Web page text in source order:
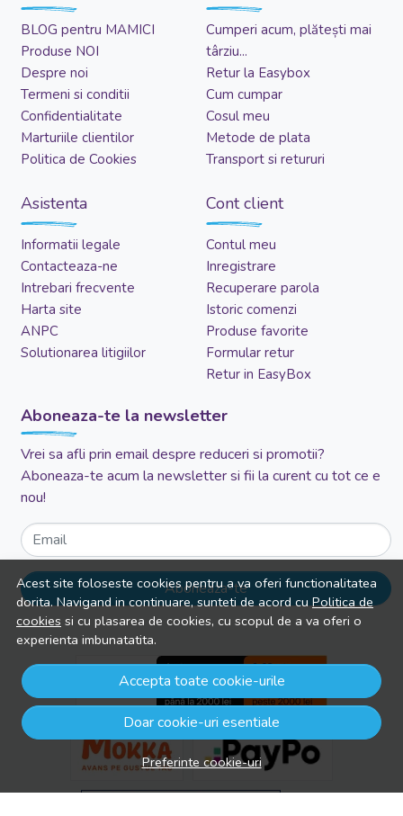
Acest site foloseste cookies pentru a va oferi functionalitatea
dorita. Navigand in continuare, sunteti de acord cuPolitica de
cookies si cu plasarea de cookies, cu scopul de a va oferi o
experienta imbunatatita.
Accepta toate cookie-urile
Doar cookie-uri esentiale
Preferinte cookie-uri
BLOG pentru MAMICI
Produse NOI
Despre noi
Termeni si conditii
Confidentialitate
Marturiile clientilor
Politica de Cookies
Cumperi acum, plătești mai
târziu...
Retur la Easybox
Cum cumpar
Cosul meu
Metode de plata
Transport si retururi
Asistenta
Informatii legale
Contacteaza-ne
Intrebari frecvente
Harta site
ANPC
Solutionarea litigiilor
Cont client
Contul meu
Inregistrare
Recuperare parola
Istoric comenzi
Produse favorite
Formular retur
Retur in EasyBox
Aboneaza-te la newsletter
Vrei sa afli prin email despre reduceri si promotii?
Aboneaza-te acum la newsletter si fii la curent cu tot ce e
nou!
Email
Aboneaza-te